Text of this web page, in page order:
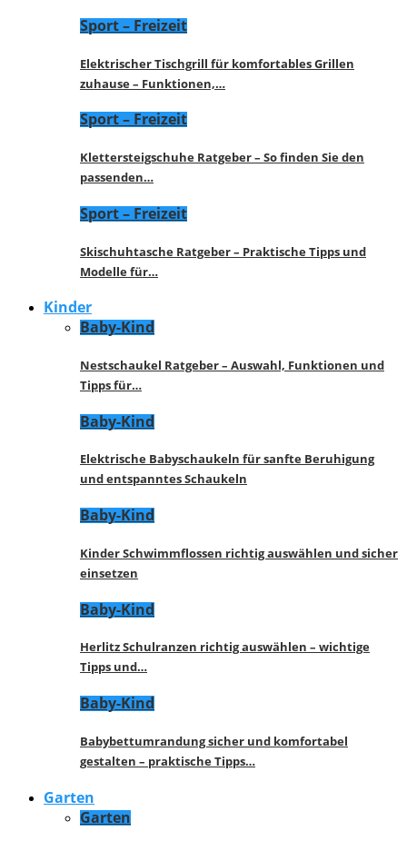
Sport – Freizeit
Elektrischer Tischgrill für komfortables Grillen
zuhause – Funktionen,…
Sport – Freizeit
Klettersteigschuhe Ratgeber – So finden Sie den
passenden…
Sport – Freizeit
Skischuhtasche Ratgeber – Praktische Tipps und
Modelle für…
Kinder
Baby-Kind
Nestschaukel Ratgeber – Auswahl, Funktionen und
Tipps für…
Baby-Kind
Elektrische Babyschaukeln für sanfte Beruhigung
und entspanntes Schaukeln
Baby-Kind
Kinder Schwimmflossen richtig auswählen und sicher
einsetzen
Baby-Kind
Herlitz Schulranzen richtig auswählen – wichtige
Tipps und…
Baby-Kind
Babybettumrandung sicher und komfortabel
gestalten – praktische Tipps…
Garten
Garten